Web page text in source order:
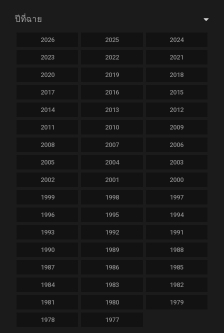
ปีที่ฉาย
2026 2025 2024
2023 2022 2021
2020 2019 2018
2017 2016 2015
2014 2013 2012
2011 2010 2009
2008 2007 2006
2005 2004 2003
2002 2001 2000
1999 1998 1997
1996 1995 1994
1993 1992 1991
1990 1989 1988
1987 1986 1985
1984 1983 1982
1981 1980 1979
1978 1977